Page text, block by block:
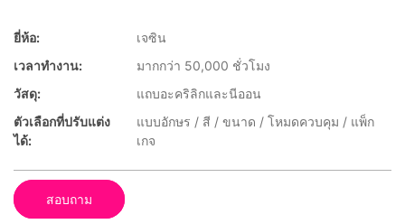
ยี่ห้อ:
เจซิน
เวลาทำงาน:
มากกว่า 50,000 ชั่วโมง
วัสดุ:
แถบอะคริลิกและนีออน
ตัวเลือกที่ปรับแต่ง
ได้:
แบบอักษร / สี / ขนาด / โหมดควบคุม / แพ็ก
เกจ
สอบถาม